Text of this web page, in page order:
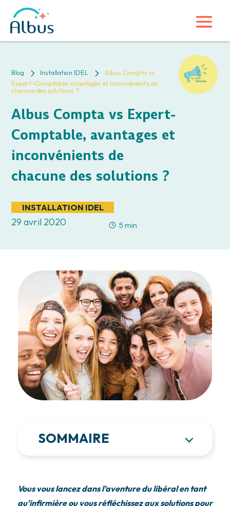
Blog 5 Installation IDEL 5
Albus Compta vs
Expert-Comptable, avantages et inconvénients de
chacune des solutions ?
Albus Compta vs Expert-
Comptable, avantages et
inconvénients de
chacune des solutions ?
INSTALLATION IDEL
29 avril 2020 5 min
SOMMAIRE
Vous vous lancez dans l’aventure du libéral en tant
qu’infirmière ou vous réfléchissez aux solutions pour